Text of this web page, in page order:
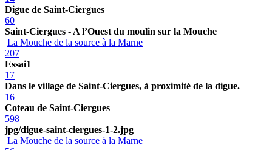
Digue de Saint-Ciergues
60
Saint-Ciergues - A l’Ouest du moulin sur la Mouche
La Mouche de la source à la Marne
207
Essai1
17
Dans le village de Saint-Ciergues, à proximité de la digue.
16
Coteau de Saint-Ciergues
598
jpg/digue-saint-ciergues-1-2.jpg
La Mouche de la source à la Marne